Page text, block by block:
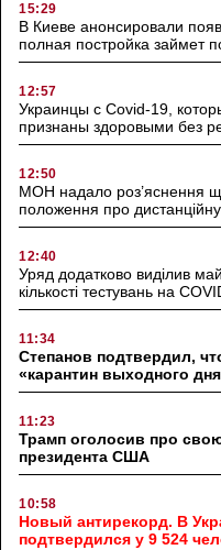
15:29
В Киеве анонсировали
полная постройка займет
12:57
Украинцы с Covid-19,
признаны здоровыми без
12:50
МОН надало роз’яснення
положення про
12:40
Уряд додатково виділив
кількості тестувань на
11:34
Степанов подтвердил,
«карантин выходного
11:23
Трамп оголосив про
президента США
10:58
Новый антирекорд. В
подтвердился у 9 524